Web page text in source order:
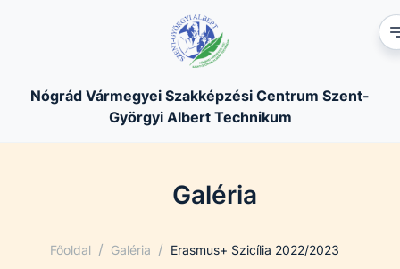
Nógrád Vármegyei Szakképzési Centrum Szent-
Györgyi Albert Technikum
Galéria
Főoldal / Galéria / Erasmus+ Szicília 2022/2023